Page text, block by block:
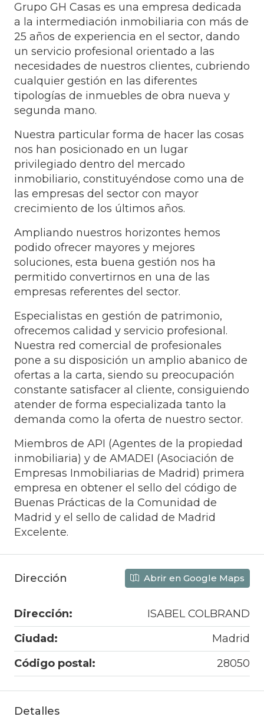
Grupo GH Casas es una empresa dedicada
a la intermediación inmobiliaria con más de
25 años de experiencia en el sector, dando
un servicio profesional orientado a las
necesidades de nuestros clientes, cubriendo
cualquier gestión en las diferentes
tipologías de inmuebles de obra nueva y
segunda mano.
Nuestra particular forma de hacer las cosas
nos han posicionado en un lugar
privilegiado dentro del mercado
inmobiliario, constituyéndose como una de
las empresas del sector con mayor
crecimiento de los últimos años.
Ampliando nuestros horizontes hemos
podido ofrecer mayores y mejores
soluciones, esta buena gestión nos ha
permitido convertirnos en una de las
empresas referentes del sector.
Especialistas en gestión de patrimonio,
ofrecemos calidad y servicio profesional.
Nuestra red comercial de profesionales
pone a su disposición un amplio abanico de
ofertas a la carta, siendo su preocupación
constante satisfacer al cliente, consiguiendo
atender de forma especializada tanto la
demanda como la oferta de nuestro sector.
Miembros de API (Agentes de la propiedad
inmobiliaria) y de AMADEI (Asociación de
Empresas Inmobiliarias de Madrid) primera
empresa en obtener el sello del código de
Buenas Prácticas de la Comunidad de
Madrid y el sello de calidad de Madrid
Excelente.
Dirección Abrir en Google Maps
Dirección:
ISABEL COLBRAND
Ciudad:
Madrid
Código postal:
28050
Detalles